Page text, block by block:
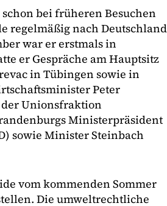
bei früheren Besuchen
regelmäßig nach Deutschland
war er erstmals in
er Gespräche am Hauptsitz
in Tübingen sowie in
Peter
Unionsfraktion
Ministerpräsident
sowie Minister Steinbach
vom kommenden Sommer
Die umweltrechtliche